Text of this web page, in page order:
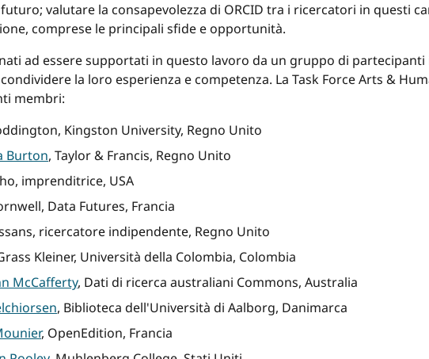
valutare la consapevolezza di ORCID tra i ricercatori in questi
comprese le principali sfide e opportunità.
ad essere supportati in questo lavoro da un gruppo di
la loro esperienza e competenza. La Task Force Arts &
membri:
Kingston University, Regno Unito
Burton, Taylor & Francis, Regno Unito
imprenditrice, USA
Data Futures, Francia
ricercatore indipendente, Regno Unito
Kleiner, Università della Colombia, Colombia
McCafferty, Dati di ricerca australiani Commons, Australia
, Biblioteca dell'Università di Aalborg, Danimarca
, OpenEdition, Francia